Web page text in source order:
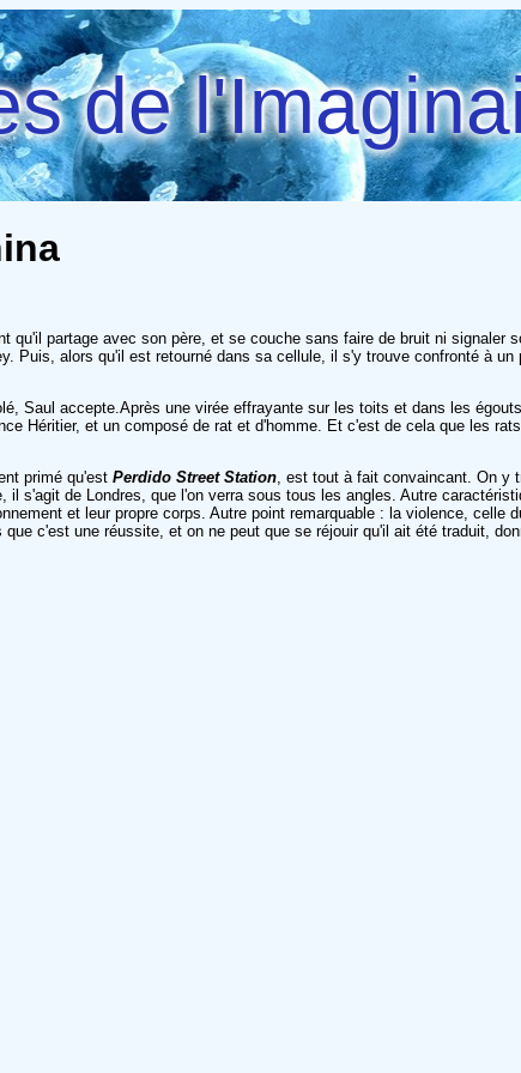
de
qu'il partage avec son père, et se couche sans faire de bruit ni
Puis, alors qu'il est retourné dans sa cellule, il s'y trouve confronté à
Saul accepte.Après une virée effrayante sur les toits et dans les
Héritier, et un composé de rat et d'homme. Et c'est de cela que les
primé qu'est Perdido Street Station , est tout à fait convaincant. On y
s'agit de Londres, que l'on verra sous tous les angles. Autre
et leur propre corps. Autre point remarquable : la violence,
c'est une réussite, et on ne peut que se réjouir qu'il ait été traduit,